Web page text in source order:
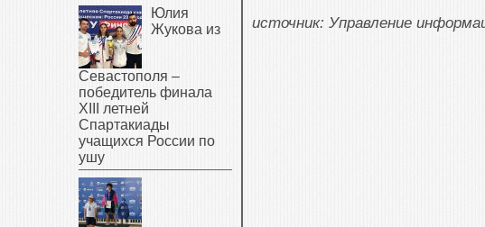
источник: Управление
Юлия
Жукова из
Севастополя –
победитель финала
XIII летней
Спартакиады
учащихся России по
ушу